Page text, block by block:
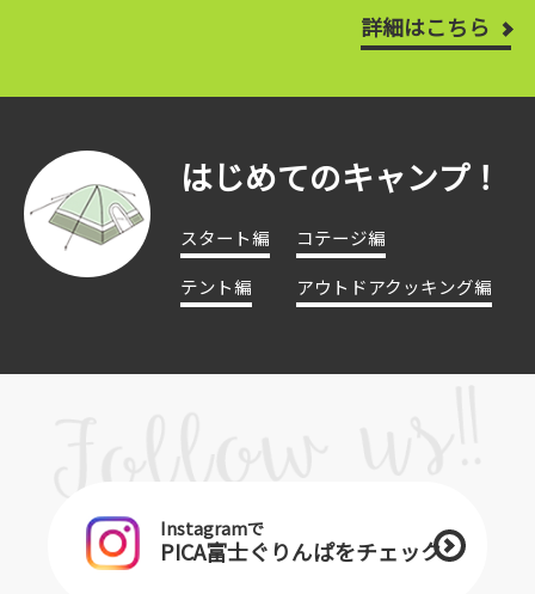
詳細はこちら
はじめてのキャンプ！
スタート編
コテージ編
テント編
アウトドアクッキング編
Instagramで
PICA富士ぐりんぱをチェック